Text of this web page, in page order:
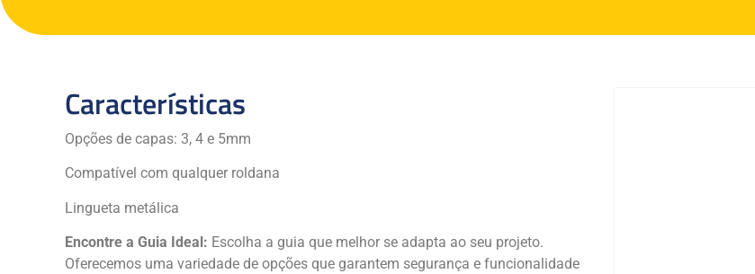
Características
Opções de capas: 3, 4 e 5mm
Compatível com qualquer roldana
Lingueta metálica
Encontre a Guia Ideal: Escolha a guia que melhor se adapta ao seu projeto.
Oferecemos uma variedade de opções que garantem segurança e funcionalidade